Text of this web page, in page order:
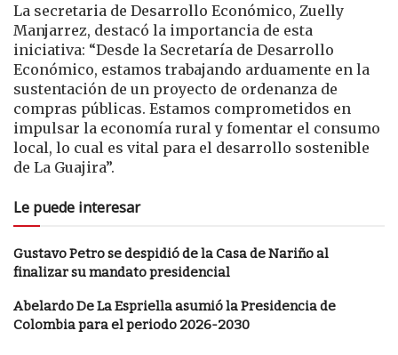
La secretaria de Desarrollo Económico, Zuelly
Manjarrez, destacó la importancia de esta
iniciativa: “Desde la Secretaría de Desarrollo
Económico, estamos trabajando arduamente en la
sustentación de un proyecto de ordenanza de
compras públicas. Estamos comprometidos en
impulsar la economía rural y fomentar el consumo
local, lo cual es vital para el desarrollo sostenible
de La Guajira”.
Le puede interesar
Gustavo Petro se despidió de la Casa de Nariño al
finalizar su mandato presidencial
Abelardo De La Espriella asumió la Presidencia de
Colombia para el periodo 2026-2030